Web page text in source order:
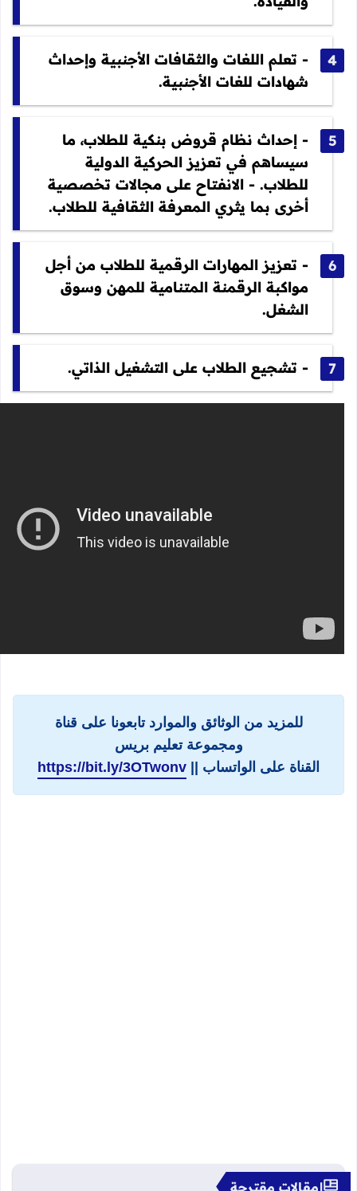
- تعلم اللغات والثقافات الأجنبية وإحداث
شهادات للغات الأجنبية.
- إحداث نظام قروض بنكية للطلاب، ما
سيساهم في تعزيز الحركية الدولية
للطلاب. - الانفتاح على مجالات تخصصية
أخرى بما يثري المعرفة الثقافية للطلاب.
- تعزيز المهارات الرقمية للطلاب من أجل
مواكبة الرقمنة المتنامية للمهن وسوق
الشغل.
- تشجيع الطلاب على التشغيل الذاتي.
للمزيد من الوثائق والموارد تابعونا على قناة
ومجموعة تعليم بريس
القناة على الواتساب || https://bit.ly/3OTwonv
مقالات مقترحة